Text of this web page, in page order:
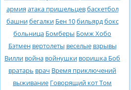
армия атака пришельцевбаскетбол
башнибегалки Бен 10бильярдбокс
больница Бомберы Бомж Хобо
Бэтмен вертолеты веселые взрывы
Вилли война войнушки воришка Боб
вратарь врач Время приключений
выживание Говорящий кот Том